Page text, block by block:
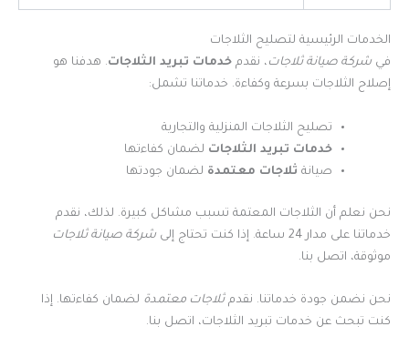
الخدمات الرئيسية لتصليح الثلاجات
في شركة صيانة ثلاجات ، نقدم خدمات تبريد الثلاجات. هدفنا هو
إصلاح الثلاجات بسرعة وكفاءة. خدماتنا تشمل:
تصليح الثلاجات المنزلية والتجارية
خدمات تبريد الثلاجات لضمان كفاءتها
صيانة ثلاجات معتمدة لضمان جودتها
نحن نعلم أن الثلاجات المعتمة تسبب مشاكل كبيرة. لذلك، نقدم
خدماتنا على مدار 24 ساعة. إذا كنت تحتاج إلى
شركة صيانة ثلاجات
موثوقة، اتصل بنا.
نحن نضمن جودة خدماتنا. نقدمثلاجات معتمدة لضمان كفاءتها. إذا
كنت تبحث عن خدمات تبريد الثلاجات، اتصل بنا.